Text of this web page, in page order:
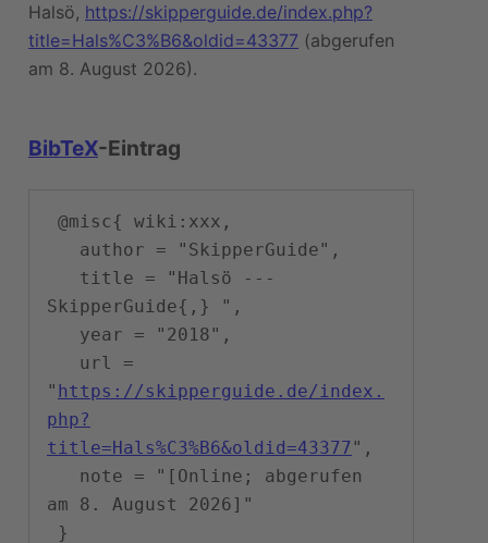
Halsö, https://skipperguide.de/index.php?
title=Hals%C3%B6&oldid=43377 (abgerufen
am 8. August 2026).
BibTeX-Eintrag
SkipperGuide{,} ",
" https://skipperguide.de/index.
php?
title=Hals%C3%B6&oldid=43377",
am 8. August 2026]"